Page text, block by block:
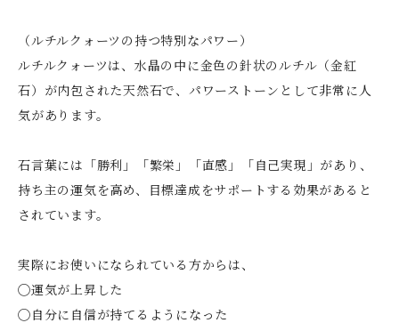
（ルチルクォーツの持つ特別なパワー）
ルチルクォーツは、水晶の中に金色の針状のルチル（金紅
石）が内包された天然石で、パワーストーンとして非常に人
気があります。
石言葉には「勝利」「繁栄」「直感」「自己実現」があり、
持ち主の運気を高め、目標達成をサポートする効果があると
されています。
実際にお使いになられている方からは、
◯運気が上昇した
◯自分に自信が持てるようになった